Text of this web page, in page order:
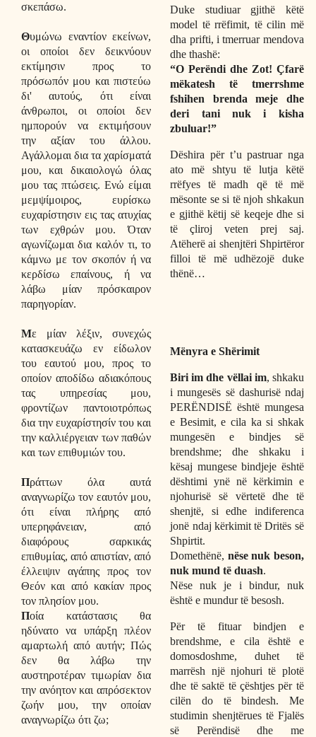
σκεπάσω.
Θυμώνω εναντίον εκείνων,
οι οποίοι δεν δεικνύουν
εκτίμησιν προς το
πρόσωπόν μου και πιστεύω
δι' αυτούς, ότι είναι
άνθρωποι, οι οποίοι δεν
ημπορούν να εκτιμήσουν
την αξίαν του άλλου.
Αγάλλομαι δια τα χαρίσματά
μου, και δικαιολογώ όλας
μου τας πτώσεις. Ενώ είμαι
μεμψίμοιρος, ευρίσκω
ευχαρίστησιν εις τας ατυχίας
των εχθρών μου. Όταν
αγωνίζωμαι δια καλόν τι, το
κάμνω με τον σκοπόν ή να
κερδίσω επαίνους, ή να
λάβω μίαν πρόσκαιρον
παρηγορίαν.
Με μίαν λέξιν, συνεχώς
κατασκευάζω εν είδωλον
του εαυτού μου, προς το
οποίον αποδίδω αδιακόπους
τας υπηρεσίας μου,
φροντίζων παντοιοτρόπως
δια την ευχαρίστησίν του και
την καλλιέργειαν των παθών
και των επιθυμιών του.
Πράττων όλα αυτά
αναγνωρίζω τον εαυτόν μου,
ότι είναι πλήρης από
υπερηφάνειαν, από
διαφόρους σαρκικάς
επιθυμίας, από απιστίαν, από
έλλειψιν αγάπης προς τον
Θεόν και από κακίαν προς
τον πλησίον μου.
Ποία κατάστασις θα
ηδύνατο να υπάρξη πλέον
αμαρτωλή από αυτήν; Πώς
δεν θα λάβω την
αυστηροτέραν τιμωρίαν δια
την ανόητον και απρόσεκτον
ζωήν μου, την οποίαν
αναγνωρίζω ότι ζω;
Duke studiuar gjithë këtë
model të rrëfimit, të cilin më
dha prifti, i tmerruar mendova
dhe thashë:
“O Perëndi dhe Zot! Çfarë
mëkatesh të tmerrshme
fshihen brenda meje dhe
deri tani nuk i kisha
zbuluar!”
Dëshira për t’u pastruar nga
ato më shtyu të lutja këtë
rrëfyes të madh që të më
mësonte se si të njoh shkakun
e gjithë këtij së keqeje dhe si
të çliroj veten prej saj.
Atëherë ai shenjtëri Shpirtëror
filloi të më udhëzojë duke
thënë…
Mënyra e Shërimit
Biri im dhe vëllai im, shkaku
i mungesës së dashurisë ndaj
PERËNDISË është mungesa
e Besimit, e cila ka si shkak
mungesën e bindjes së
brendshme; dhe shkaku i
kësaj mungese bindjeje është
dështimi ynë në kërkimin e
njohurisë së vërtetë dhe të
shenjtë, si edhe indiferenca
jonë ndaj kërkimit të Dritës së
Shpirtit.
Domethënë, nëse nuk beson,
nuk mund të duash.
Nëse nuk je i bindur, nuk
është e mundur të besosh.
Për të fituar bindjen e
brendshme, e cila është e
domosdoshme, duhet të
marrësh një njohuri të plotë
dhe të saktë të çështjes për të
cilën do të bindesh. Me
studimin shenjtërues të Fjalës
së Perëndisë dhe me